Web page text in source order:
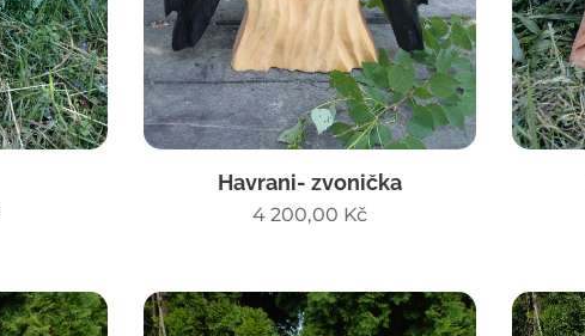
Havrani- zvonička
4 200,00 Kč